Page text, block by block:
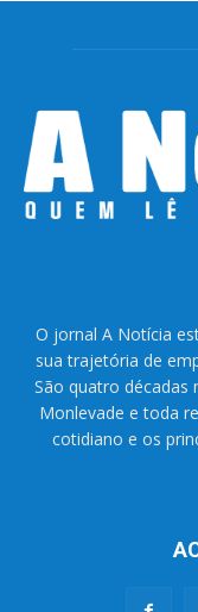
O jornal A Notícia
sua trajetória de
São quatro décadas
Monlevade e toda
cotidiano e os